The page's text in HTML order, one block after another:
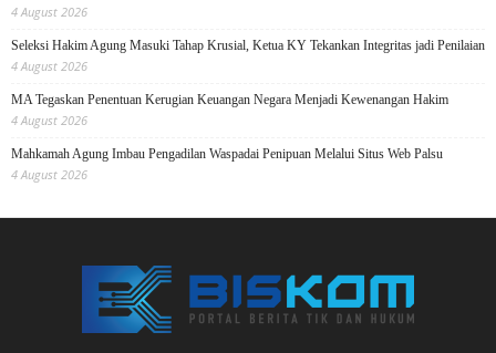
4 August 2026
Seleksi Hakim Agung Masuki Tahap Krusial, Ketua KY Tekankan Integritas jadi Penilaian
4 August 2026
MA Tegaskan Penentuan Kerugian Keuangan Negara Menjadi Kewenangan Hakim
4 August 2026
Mahkamah Agung Imbau Pengadilan Waspadai Penipuan Melalui Situs Web Palsu
4 August 2026